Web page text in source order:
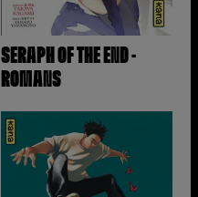
SERAPH OF THE END -
ROMANS